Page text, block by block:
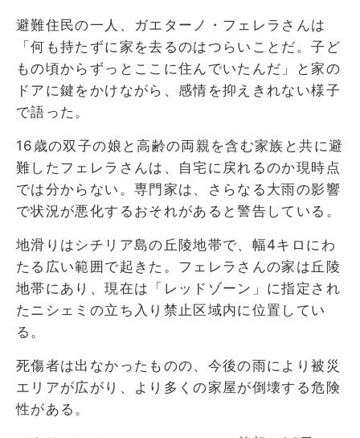
避難住民の一人、ガエターノ・フェレラさんは
「何も持たずに家を去るのはつらいことだ。子ど
もの頃からずっとここに住んでいたんだ」と家の
ドアに鍵をかけながら、感情を抑えきれない様子
で語った。
16歳の双子の娘と高齢の両親を含む家族と共に避
難したフェレラさんは、自宅に戻れるのか現時点
では分からない。専門家は、さらなる大雨の影響
で状況が悪化するおそれがあると警告している。
地滑りはシチリア島の丘陵地帯で、幅4キロにわ
たる広い範囲で起きた。フェレラさんの家は丘陵
地帯にあり、現在は「レッドゾーン」に指定され
たニシェミの立ち入り禁止区域内に位置してい
る。
死傷者は出なかったものの、今後の雨により被災
エリアが広がり、より多くの家屋が倒壊する危険
性がある。